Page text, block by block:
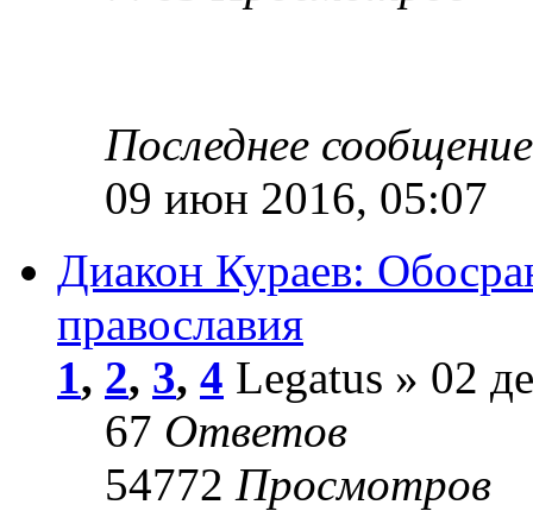
Последнее
09 июн 2016, 05:07
Диакон Кураев:
православия
1, 2, 3, 4 Legatus » 02
67 Ответов
54772 Просмотров